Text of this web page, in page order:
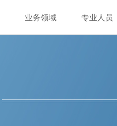
业务领域 专业人员